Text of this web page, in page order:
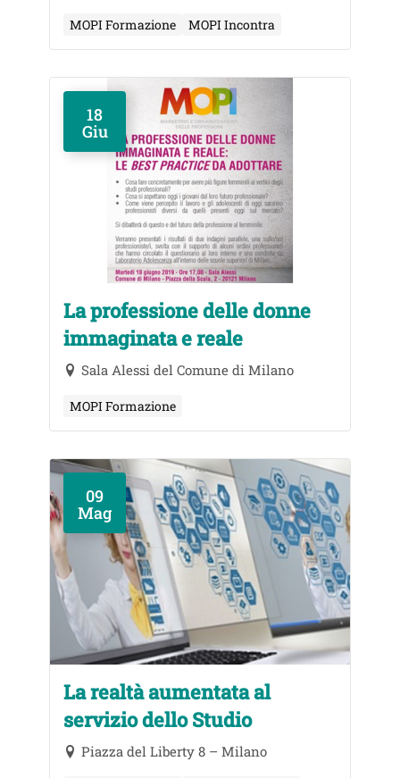
MOPI Formazione MOPI Incontra
18
Giu
La professione delle donne
immaginata e reale
Sala Alessi del Comune di Milano
MOPI Formazione
09
Mag
La realtà aumentata al
servizio dello Studio
Piazza del Liberty 8 – Milano